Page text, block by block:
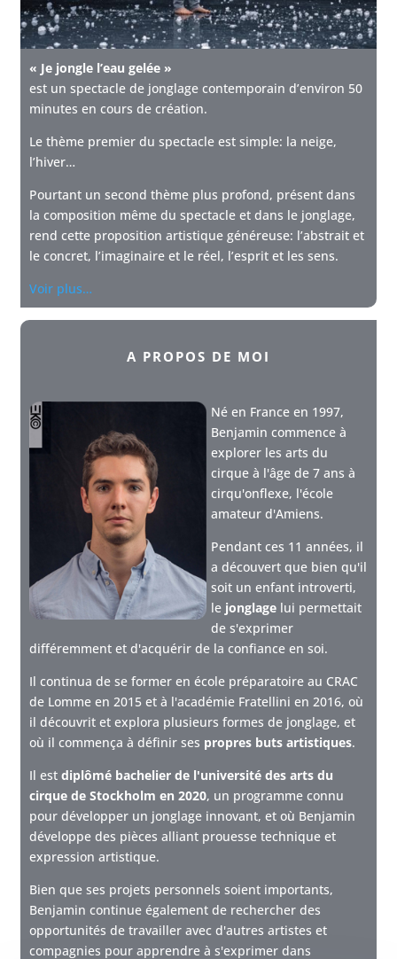
« Je jongle l’eau gelée »
est un spectacle de jonglage contemporain d’environ 50
minutes en cours de création.
Le thème premier du spectacle est simple: la neige,
l’hiver…
Pourtant un second thème plus profond, présent dans
la composition même du spectacle et dans le jonglage,
rend cette proposition artistique généreuse: l’abstrait et
le concret, l’imaginaire et le réel, l’esprit et les sens.
Voir plus…
A PROPOS DE MOI
Né en France en 1997,
Benjamin commence à
explorer les arts du
cirque à l'âge de 7 ans à
cirqu'onflexe, l'école
amateur d'Amiens.
Pendant ces 11 années, il
a découvert que bien qu'il
soit un enfant introverti,
le jonglage lui permettait
de s'exprimer
différemment et d'acquérir de la confiance en soi.
Il continua de se former en école préparatoire au CRAC
de Lomme en 2015 et à l'académie Fratellini en 2016, où
il découvrit et explora plusieurs formes de jonglage, et
où il commença à définir ses propres buts artistiques.
Il est diplômé bachelier de l'université des arts du
cirque de Stockholm en 2020, un programme connu
pour développer un jonglage innovant, et où Benjamin
développe des pièces alliant prouesse technique et
expression artistique.
Bien que ses projets personnels soient importants,
Benjamin continue également de rechercher des
opportunités de travailler avec d'autres artistes et
compagnies pour apprendre à s'exprimer dans